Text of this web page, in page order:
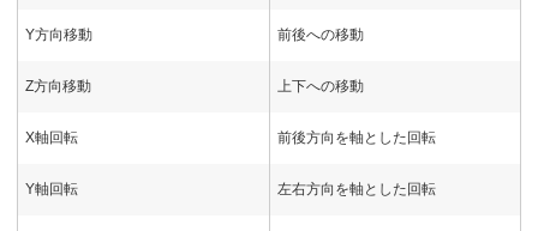
Y方向移動 前後への移動
Z方向移動 上下への移動
X軸回転 前後方向を軸とした回転
Y軸回転 左右方向を軸とした回転